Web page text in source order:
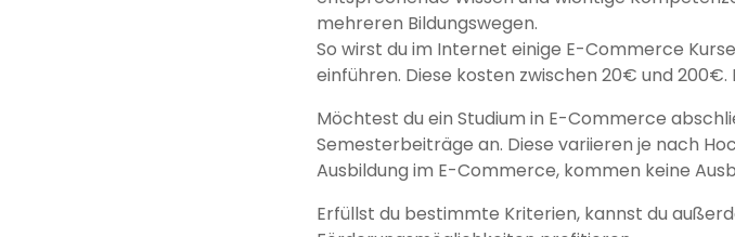
mehreren Bildungswegen.
So wirst du im Internet einige E-Commerce
einführen. Diese kosten zwischen 20€ und
Möchtest du ein Studium in E-Commerce
Semesterbeiträge an. Diese variieren je nach
Ausbildung im E-Commerce, kommen keine
Erfüllst du bestimmte Kriterien, kannst du